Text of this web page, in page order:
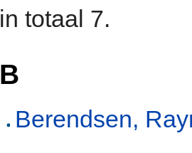
in totaal 7.
B
Berendsen,